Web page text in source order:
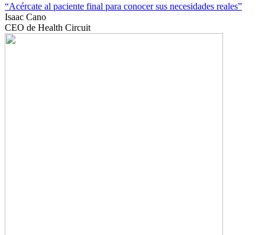
“Acércate al paciente final para conocer sus necesidades reales”
Isaac Cano
CEO de Health Circuit